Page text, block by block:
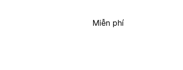
Miễn phí